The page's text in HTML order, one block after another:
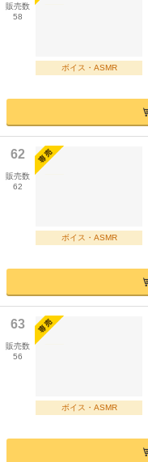
販売数
58
ボイス・ASMR
62
販売数
62
ボイス・ASMR
63
販売数
56
ボイス・ASMR